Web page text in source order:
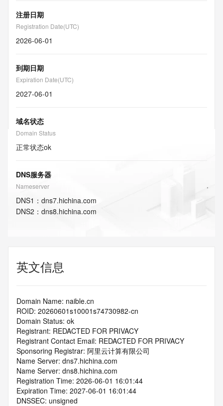
注册日期
Registration Date(UTC)
2026-06-01
到期日期
Expiration Date(UTC)
2027-06-01
域名状态
Domain Status
正常状态ok
DNS服务器
Nameserver
DNS1 ： dns7.hichina.com
DNS2 ： dns8.hichina.com
英文信息
Domain Name: naible.cn
ROID: 20260601s10001s74730982-cn
Domain Status: ok
Registrant: REDACTED FOR PRIVACY
Registrant Contact Email: REDACTED FOR PRIVACY
Sponsoring Registrar: 阿里云计算有限公司
Name Server: dns7.hichina.com
Name Server: dns8.hichina.com
Registration Time: 2026-06-01 16:01:44
Expiration Time: 2027-06-01 16:01:44
DNSSEC: unsigned